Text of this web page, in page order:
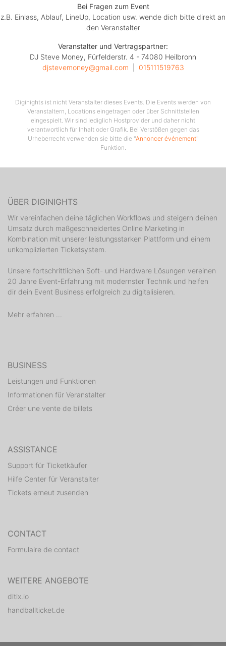
Facts:
I AM A 90S CH!CK
(90s & 2000s Crossover)
SA. 12.10.2024
23:00-05:00Uhr
DJ STEVE MONEY
Bei Fragen zum Event
z.B. Einlass, Ablauf, LineUp, Location usw. wende dich bitte direkt an
den Veranstalter
Veranstalter und Vertragspartner:
DJ Steve Money, Fürfelderstr. 4 - 74080 Heilbronn
djstevemoney@gmail.com
015111519763
Diginights ist nicht Veranstalter dieses Events. Die Events werden von
Veranstaltern, Locations eingetragen oder über Schnittstellen
eingespielt. Wir sind lediglich Hostprovider und daher nicht
verantwortlich für Inhalt oder Grafik. Bei Verstößen gegen das
Urheberrecht verwenden sie bitte die "Annoncer événement"
Funktion.
ÜBER DIGINIGHTS
Wir vereinfachen deine täglichen Workflows und steigern deinen
Umsatz durch maßgeschneidertes Online Marketing in
Kombination mit unserer leistungsstarken Plattform und einem
unkomplizierten Ticketsystem.
Unsere fortschrittlichen Soft- und Hardware Lösungen vereinen
20 Jahre Event-Erfahrung mit modernster Technik und helfen
dir dein Event Business erfolgreich zu digitalisieren.
Mehr erfahren ...
BUSINESS
Leistungen und Funktionen
Informationen für Veranstalter
Créer une vente de billets
ASSISTANCE
Support für Ticketkäufer
Hilfe Center für Veranstalter
Tickets erneut zusenden
CONTACT
Formulaire de contact
WEITERE ANGEBOTE
ditix.io
handballticket.de